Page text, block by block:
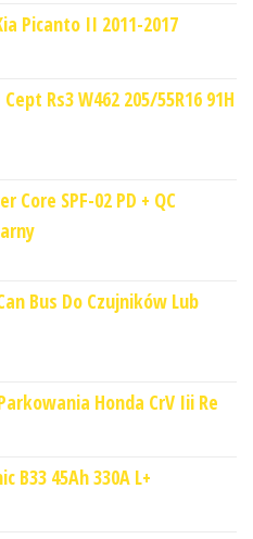
Picanto II 2011-2017
Rs3 W462 205/55R16 91H
Core SPF-02 PD + QC
Bus Do Czujników Lub
Honda CrV Iii Re
B33 45Ah 330A L+